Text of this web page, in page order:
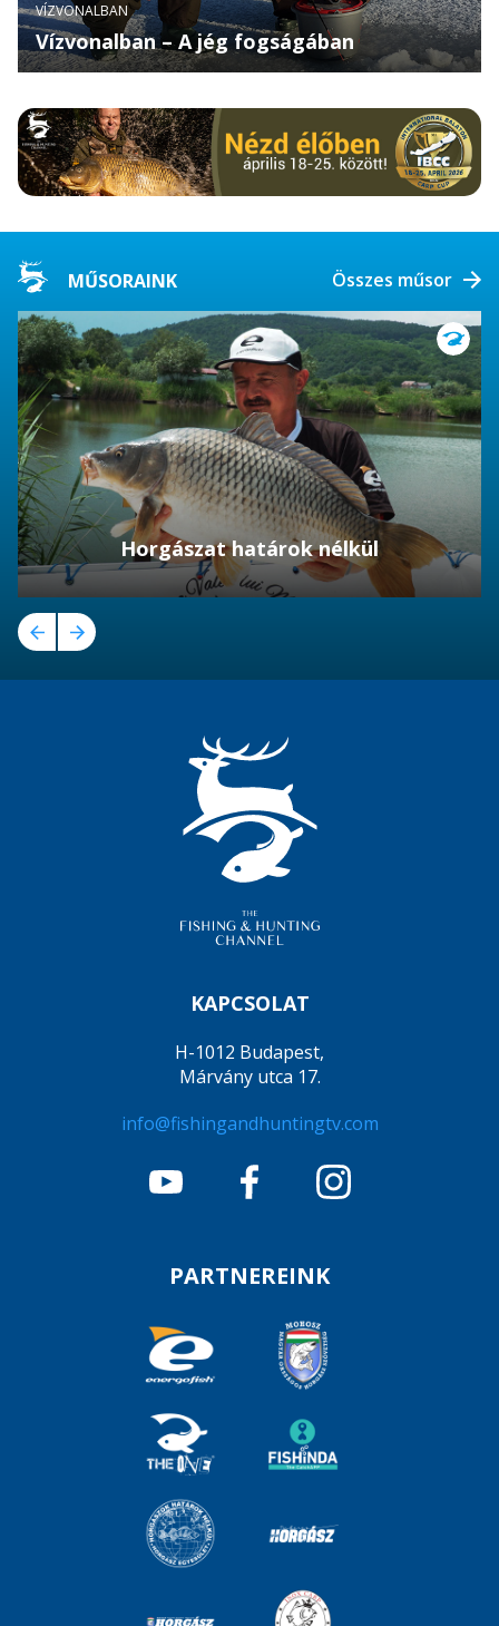
VÍZVONALBAN
Vízvonalban – A jég fogságában
MŰSORAINK Összes műsor
Horgászat határok nélkül
KAPCSOLAT
H-1012 Budapest,
Márvány utca 17.
info@fishingandhuntingtv.com
PARTNEREINK